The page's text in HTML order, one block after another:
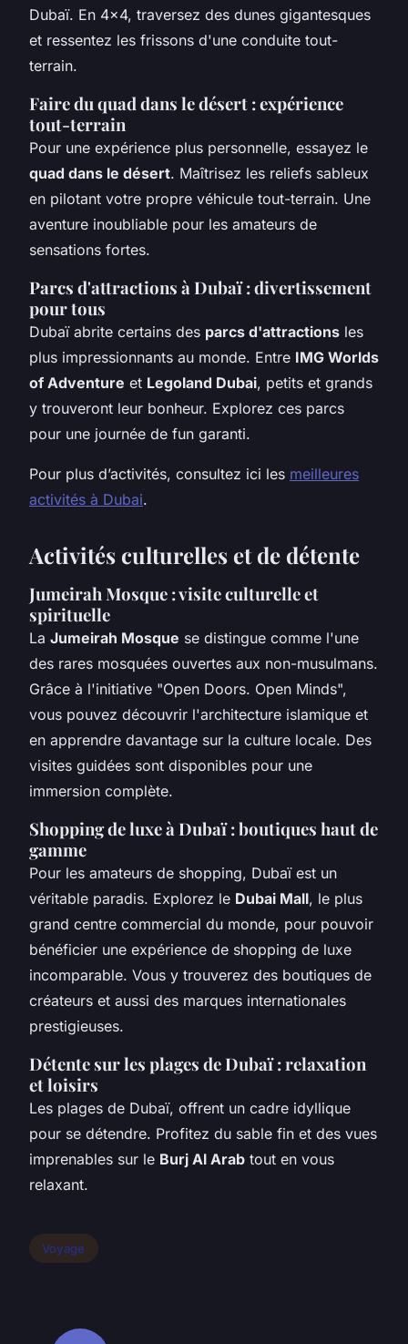
Dubaï. En 4x4, traversez des dunes gigantesques
et ressentez les frissons d'une conduite tout-
terrain.
Faire du quad dans le désert : expérience
tout-terrain
Pour une expérience plus personnelle, essayez le
quad dans le désert. Maîtrisez les reliefs sableux
en pilotant votre propre véhicule tout-terrain. Une
aventure inoubliable pour les amateurs de
sensations fortes.
Parcs d'attractions à Dubaï : divertissement
pour tous
Dubaï abrite certains des parcs d'attractions les
plus impressionnants au monde. Entre IMG Worlds
of Adventure et Legoland Dubai, petits et grands
y trouveront leur bonheur. Explorez ces parcs
pour une journée de fun garanti.
Pour plus d’activités, consultez ici les meilleures
activités à Dubai.
Activités culturelles et de détente
Jumeirah Mosque : visite culturelle et
spirituelle
La Jumeirah Mosque se distingue comme l'une
des rares mosquées ouvertes aux non-musulmans.
Grâce à l'initiative "Open Doors. Open Minds",
vous pouvez découvrir l'architecture islamique et
en apprendre davantage sur la culture locale. Des
visites guidées sont disponibles pour une
immersion complète.
Shopping de luxe à Dubaï : boutiques haut de
gamme
Pour les amateurs de shopping, Dubaï est un
véritable paradis. Explorez le Dubai Mall, le plus
grand centre commercial du monde, pour pouvoir
bénéficier une expérience de shopping de luxe
incomparable. Vous y trouverez des boutiques de
créateurs et aussi des marques internationales
prestigieuses.
Détente sur les plages de Dubaï : relaxation
et loisirs
Les plages de Dubaï, offrent un cadre idyllique
pour se détendre. Profitez du sable fin et des vues
imprenables sur le Burj Al Arab tout en vous
relaxant.
Voyage